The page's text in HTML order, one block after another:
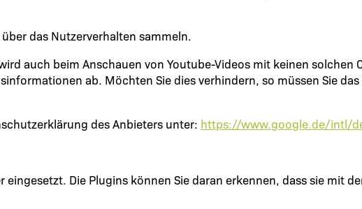
das Nutzerverhalten sammeln.
auch beim Anschauen von Youtube-Videos mit keinen solchen
ab. Möchten Sie dies verhindern, so müssen Sie
des Anbieters unter: https://www.google.de/intl/
Die Plugins können Sie daran erkennen, dass sie mit